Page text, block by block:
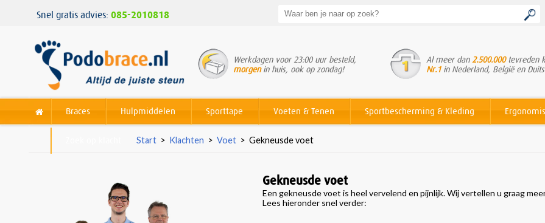
Snel gratis advies: 085-2010818
Werkdagen voor 23:00 uur besteld,
morgenin huis, ook op zondag!
Al meer dan 2.500.000tevreden
Nr.1in Nederland, België en
Braces Hulpmiddelen Sporttape Voeten & Tenen Sportbescherming & Kleding
Start > Klachten > Voet > Gekneusde voet
Gekneusde voet
Een gekneusde voet is heel vervelend en pijnlijk. Wij vertellen u graag
Lees hieronder snel verder: